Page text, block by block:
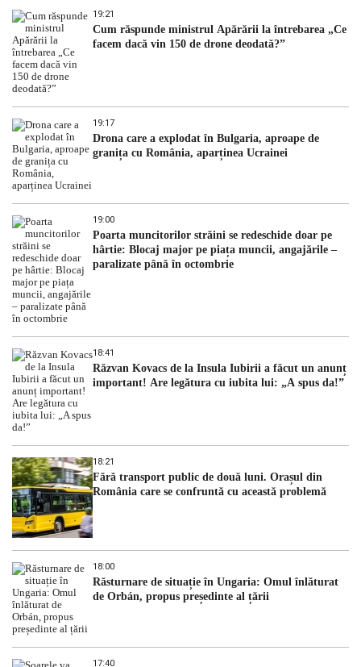
19:21
Cum răspunde ministrul Apărării la întrebarea „Ce
facem dacă vin 150 de drone deodată?”
19:17
Drona care a explodat în Bulgaria, aproape de
granița cu România, aparținea Ucrainei
19:00
Poarta muncitorilor străini se redeschide doar pe
hârtie: Blocaj major pe piața muncii, angajările –
paralizate până în octombrie
18:41
Răzvan Kovacs de la Insula Iubirii a făcut un anunț
important! Are legătura cu iubita lui: „A spus da!”
18:21
Fără transport public de două luni. Orașul din
România care se confruntă cu această problemă
18:00
Răsturnare de situație în Ungaria: Omul înlăturat
de Orbán, propus președinte al țării
17:40